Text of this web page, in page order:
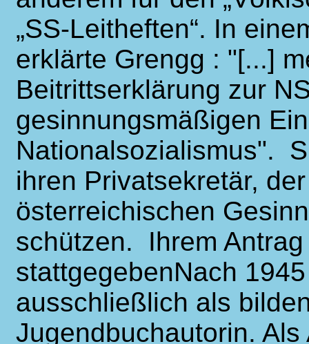
„SS-Leitheften“. In
erklärte Grengg : "[...]
Beitrittserklärung zur
gesinnungsmäßigen
Nationalsozialismus".
ihren Privatsekretär,
österreichischen
schützen. Ihrem
stattgegebenNach
ausschließlich als
Jugendbuchautorin.